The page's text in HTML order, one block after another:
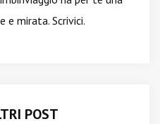
e mirata. Scrivici.
POST